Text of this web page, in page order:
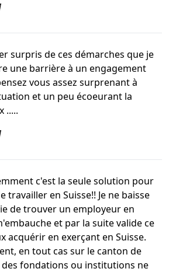
surpris de ces démarches que je
une barrière à un engagement
vous assez surprenant à
et un peu écoeurant la
.....
c'est la seule solution pour
travailler en Suisse!! Je ne baisse
de trouver un employeur en
et par la suite valide ce
acquérir en exerçant en Suisse.
en tout cas sur le canton de
des fondations ou institutions ne